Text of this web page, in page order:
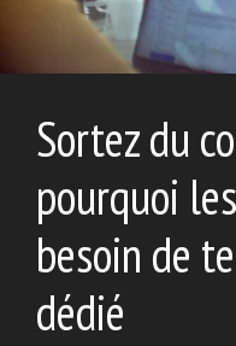
Sortez du
pourquoi
besoin de
dédié